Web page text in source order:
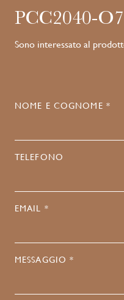
PCC2040-
Sono interessato al
NOME E COGNOME *
TELEFONO
EMAIL *
MESSAGGIO *